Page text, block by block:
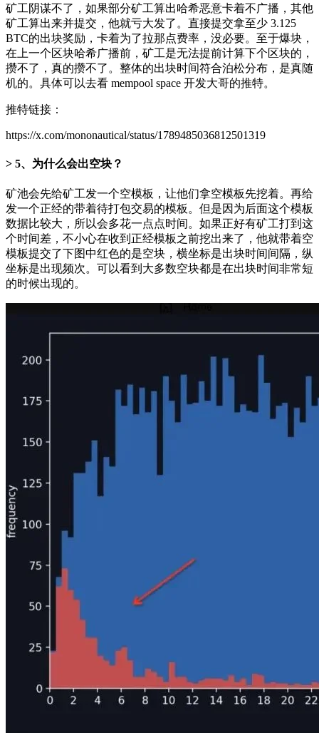
矿工阴谋不了，如果部分矿工算出哈希恶意卡着不广播，其他
矿工算出来并提交，他就亏大发了。直接提交拿至少 3.125
BTC的出块奖励，卡着为了拉那点费率，没必要。至于爆块，
在上一个区块哈希广播前，矿工是无法提前计算下个区块的，
攒不了，真的攒不了。整体的出块时间符合泊松分布，是真随
机的。具体可以去看 mempool space 开发大哥的推特。
推特链接：
https://x.com/mononautical/status/1789485036812501319
5、为什么会出空块？
矿池会先给矿工发一个空模板，让他们拿空模板先挖着。再给
发一个正经的带着待打包交易的模板。但是因为后面这个模板
数据比较大，所以会多花一点点时间。如果正好有矿工打到这
个时间差，不小心在收到正经模板之前挖出来了，他就带着空
模板提交了下图中红色的是空块，横坐标是出块时间间隔，纵
坐标是出现频次。可以看到大多数空块都是在出块时间非常短
的时候出现的。